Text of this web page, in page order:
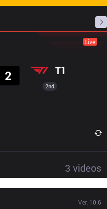
프로빌
Live
2 T1
2nd
3 videos
Ver. 10.6